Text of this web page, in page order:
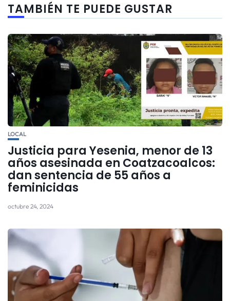
TAMBIÉN TE PUEDE GUSTAR
LOCAL
Justicia para Yesenia, menor de 13
años asesinada en Coatzacoalcos:
dan sentencia de 55 años a
feminicidas
octubre 24, 2024